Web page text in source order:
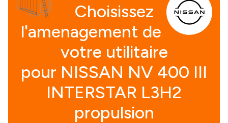
Choisissez
l'amenagement de
votre utilitaire
pour NISSAN NV 400 III
INTERSTAR L3H2
propulsion